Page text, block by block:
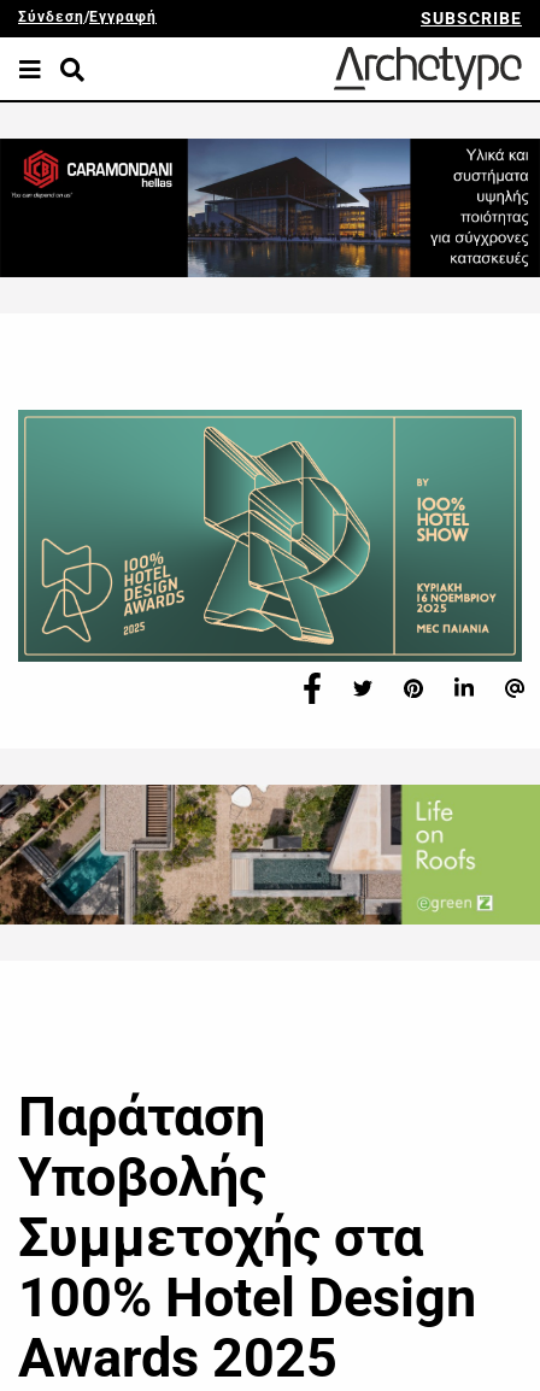
Σύνδεση/Εγγραφή SUBSCRIBE
Παράταση
Υποβολής
Συμμετοχής στα
100% Hotel Design
Awards 2025